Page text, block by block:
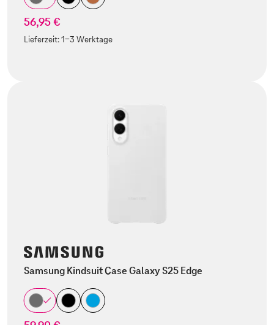
56,95 €
Lieferzeit:1-3 Werktage
Samsung Kindsuit Case Galaxy S25 Edge